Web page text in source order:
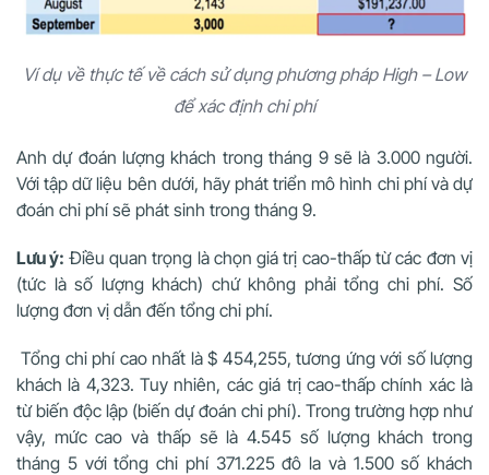
Ví dụ về thực tế về cách sử dụng phương pháp High – Low
để xác định chi phí
Anh dự đoán lượng khách trong tháng 9 sẽ là 3.000 người.
Với tập dữ liệu bên dưới, hãy phát triển mô hình chi phí và dự
đoán chi phí sẽ phát sinh trong tháng 9.
Lưu ý: Điều quan trọng là chọn giá trị cao-thấp từ các đơn vị
(tức là số lượng khách) chứ không phải tổng chi phí. Số
lượng đơn vị dẫn đến tổng chi phí.
Tổng chi phí cao nhất là $ 454,255, tương ứng với số lượng
khách là 4,323. Tuy nhiên, các giá trị cao-thấp chính xác là
từ biến độc lập (biến dự đoán chi phí). Trong trường hợp như
vậy, mức cao và thấp sẽ là 4.545 số lượng khách trong
tháng 5 với tổng chi phí 371.225 đô la và 1.500 số khách